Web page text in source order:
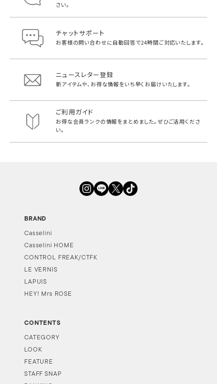
さい。
チャットサポート
お客様の問い合わせに自動回答で24時間ご対応いたします。
ニュースレター登録
新アイテムや、お得な情報をいち早く お届けいたします。
ご利用ガイド
お得な会員ランクの情報をまとめました。ぜひご活用くださ
い。
BRAND
Casselini
Casselini HOME
CONTROL FREAK/CTFK
LE VERNIS
LAPUIS
HEY! Mrs ROSE
CONTENTS
CATEGORY
LOOK
FEATURE
STAFF SNAP